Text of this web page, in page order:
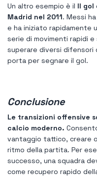
Un altro esempio è il Il gol
Madrid nel 2011. Messi
e ha iniziato rapidamente
serie di movimenti rapidi
superare diversi difensori
porta per segnare il gol.
Conclusione
Le transizioni offensive
calcio moderno.
vantaggio tattico, creare
ritmo della partita. Per
successo, una squadra
come recupero rapido